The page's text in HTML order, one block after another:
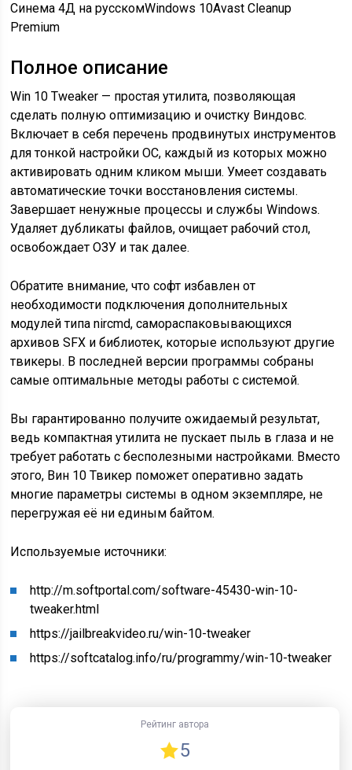
Синема 4Д на русскомWindows 10Avast Cleanup
Premium
Полное описание
Win 10 Tweaker — простая утилита, позволяющая
сделать полную оптимизацию и очистку Виндовс.
Включает в себя перечень продвинутых инструментов
для тонкой настройки ОС, каждый из которых можно
активировать одним кликом мыши. Умеет создавать
автоматические точки восстановления системы.
Завершает ненужные процессы и службы Windows.
Удаляет дубликаты файлов, очищает рабочий стол,
освобождает ОЗУ и так далее.
Обратите внимание, что софт избавлен от
необходимости подключения дополнительных
модулей типа nircmd, самораспаковывающихся
архивов SFX и библиотек, которые используют другие
твикеры. В последней версии программы собраны
самые оптимальные методы работы с системой.
Вы гарантированно получите ожидаемый результат,
ведь компактная утилита не пускает пыль в глаза и не
требует работать с бесполезными настройками. Вместо
этого, Вин 10 Твикер поможет оперативно задать
многие параметры системы в одном экземпляре, не
перегружая её ни единым байтом.
Используемые источники:
http://m.softportal.com/software-45430-win-10-
tweaker.html
https://jailbreakvideo.ru/win-10-tweaker
https://softcatalog.info/ru/programmy/win-10-tweaker
Рейтинг автора
5